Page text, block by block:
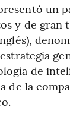
un
y de gran
de
de la